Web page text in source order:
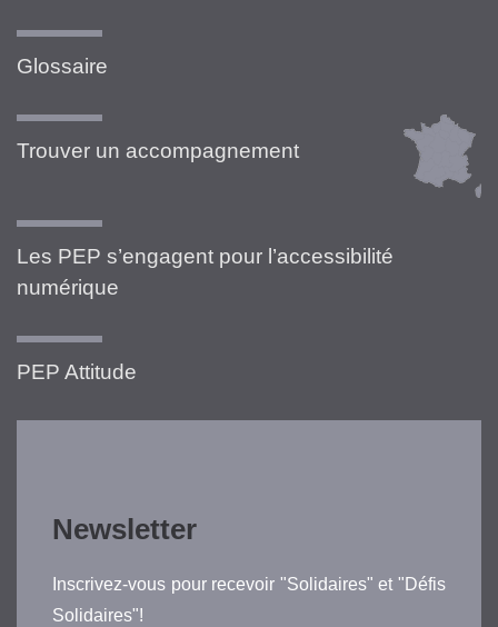
Glossaire
Trouver un accompagnement
Les PEP s’engagent pour l’accessibilité
numérique
PEP Attitude
Newsletter
Inscrivez-vous pour recevoir "Solidaires" et "Défis
Solidaires"!